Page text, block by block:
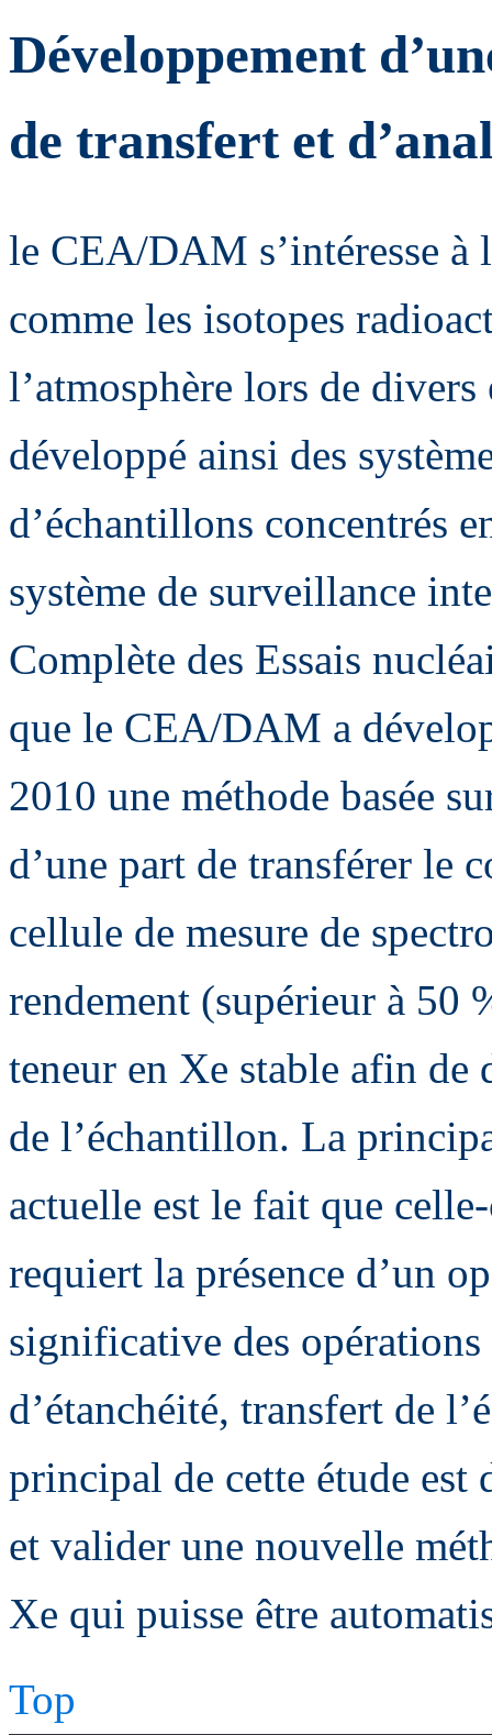
Développement
de transfert et
le CEA/DAM s’intéresse à
comme les isotopes
l’atmosphère lors de
développé ainsi des
d’échantillons concentrés
système de surveillance
Complète des Essais
que le CEA/DAM a
2010 une méthode basée
d’une part de transférer le
cellule de mesure de
rendement (supérieur à 50
teneur en Xe stable afin
de l’échantillon. La
actuelle est le fait que
requiert la présence d’un
significative des
d’étanchéité, transfert de
principal de cette étude est
et valider une nouvelle
Xe qui puisse être
Top